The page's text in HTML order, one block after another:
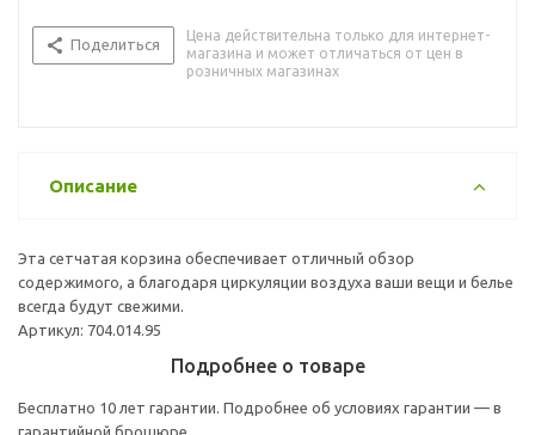
Поделиться
Цена действительна только для интернет-
магазина и может отличаться от цен в
розничных магазинах
Описание
Эта сетчатая корзина обеспечивает отличный обзор
содержимого, а благодаря циркуляции воздуха ваши вещи и белье
всегда будут свежими.
Артикул: 704.014.95
Подробнее о товаре
Бесплатно 10 лет гарантии. Подробнее об условиях гарантии — в
гарантийной брошюре.